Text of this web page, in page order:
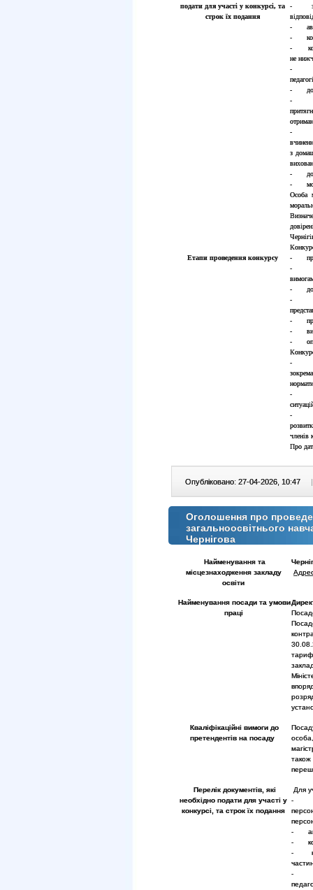
подати для участі у конкурсі, та
строк їх подання
-
-
-
-
не
-
-
-
з
-
-
Особа
Етапи проведення конкурсу
-
-
-
-
-
-
-
-
-
-
членів
Про
Опубліковано: 27-04-2026, 10:47 |
Оголошення про
загальноосвітнього
Чернігова
Найменування та
місцезнаходження закладу
освіти
Найменування посади та умови
праці
Кваліфікаційні вимоги до
претендентів на посаду
Перелік документів, які
необхідно подати для участі у
конкурсі, та строк їх подання
Для
-
-
-
-
-